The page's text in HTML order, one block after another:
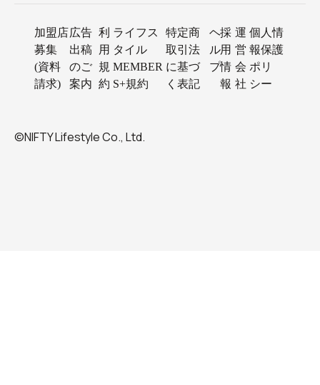
加盟店
募集
(資料
請求)
広告
出稿
のご
案内
利
用
規
約
ライフス
タイル
MEMBER
S+規約
特定商
取引法
に基づ
く表記
ヘ
ル
プ
採
用
情
報
運
営
会
社
個人情
報保護
ポリ
シー
©NIFTY Lifestyle Co., Ltd.